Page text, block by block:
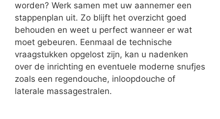
worden? Werk samen met uw aannemer een
stappenplan uit. Zo blijft het overzicht goed
behouden en weet u perfect wanneer er wat
moet gebeuren. Eenmaal de technische
vraagstukken opgelost zijn, kan u nadenken
over de inrichting en eventuele moderne snufjes
zoals een regendouche, inloopdouche of
laterale massagestralen.